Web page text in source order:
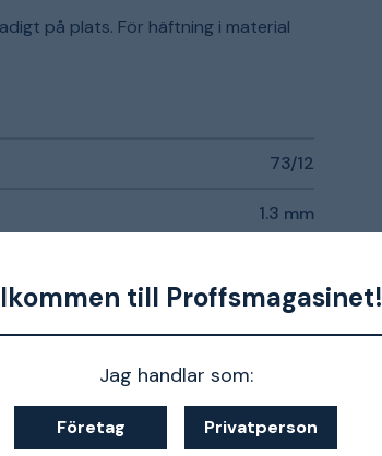
till Proffsmagasinet!
Jag handlar som:
Företag Privatperson
på plats. För häftning i material
73/12
1.3 mm
12 mm